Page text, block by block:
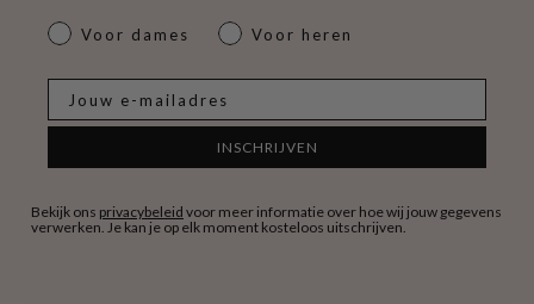
dames & heren
Voor dames Voor heren
INSCHRIJVEN
Bekijk ons privacybeleid voor meer informatie over hoe wij jouw gegevens
verwerken. Je kan je op elk moment kosteloos uitschrijven.